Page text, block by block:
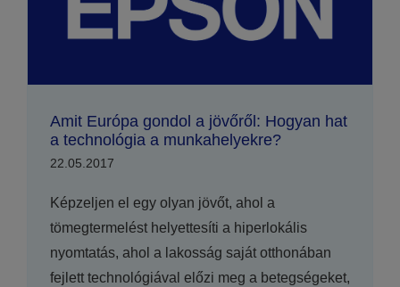
Amit Európa gondol a jövőről: Hogyan hat
a technológia a munkahelyekre?
22.05.2017
Képzeljen el egy olyan jövőt, ahol a
tömegtermelést helyettesíti a hiperlokális
nyomtatás, ahol a lakosság saját otthonában
fejlett technológiával előzi meg a betegségeket,